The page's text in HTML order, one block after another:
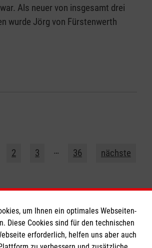
Als neuer von insgesamt drei
wurde Jörg von Fürstenwerth
2 3 … 36 nächste
um Ihnen ein optimales Webseiten-
Diese Cookies sind für den technischen
erforderlich, helfen uns aber auch